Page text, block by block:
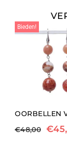
Bieden!
€48,00 €